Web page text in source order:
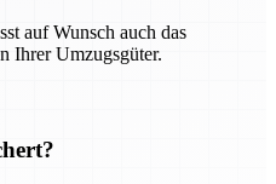
auf Wunsch auch das
Ihrer Umzugsgüter.